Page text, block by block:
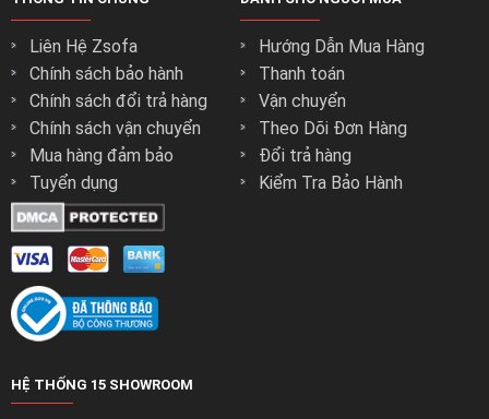
Liên Hệ Zsofa
Chính sách bảo hành
Chính sách đổi trả hàng
Chính sách vận chuyển
Mua hàng đảm bảo
Tuyển dụng
Hướng Dẫn Mua Hàng
Thanh toán
Vận chuyển
Theo Dõi Đơn Hàng
Đổi trả hàng
Kiểm Tra Bảo Hành
HỆ THỐNG 15 SHOWROOM